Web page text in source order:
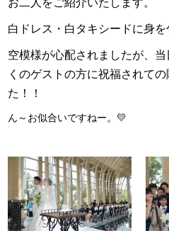
白ドレス・白タキシードに身を
空模様が心配されましたが、当
くのゲストの方に祝福されて
た！！
ん～お似合いですねー。💛